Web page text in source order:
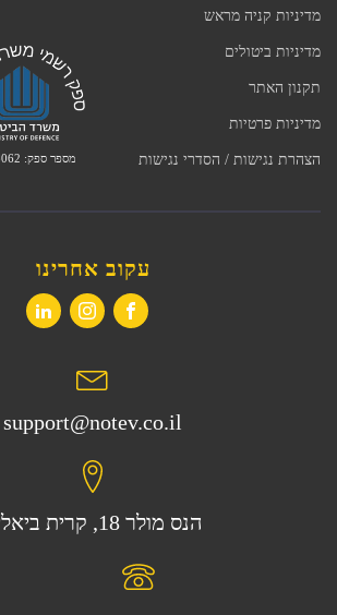
מדיניות קניה מראש
מדיניות ביטולים
תקנון האתר
מדיניות פרטיות
הצהרת נגישות / הסדרי נגישות מספר ספק: 11033062
עקוב אחרינו
support@notev.co.il
הנס מולר 18, קרית ביאליק